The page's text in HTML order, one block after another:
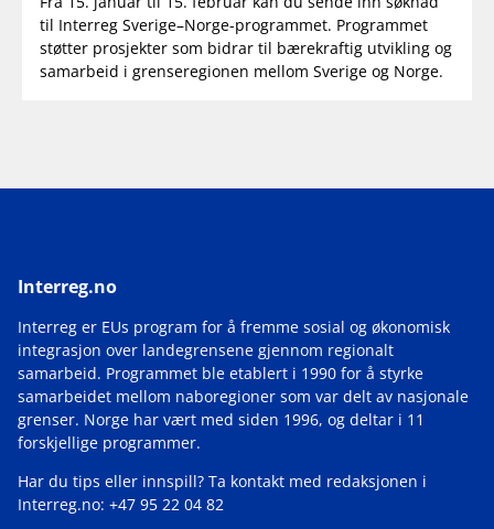
til Interreg Sverige–Norge-programmet. Programmet
støtter prosjekter som bidrar til bærekraftig utvikling og
samarbeid i grenseregionen mellom Sverige og Norge.
Interreg.no
Interreg er EUs program for å fremme sosial og økonomisk
integrasjon over landegrensene gjennom regionalt
samarbeid. Programmet ble etablert i 1990 for å styrke
samarbeidet mellom naboregioner som var delt av nasjonale
grenser. Norge har vært med siden 1996, og deltar i 11
forskjellige programmer.
Har du tips eller innspill? Ta kontakt med redaksjonen i
Interreg.no: +47 95 22 04 82